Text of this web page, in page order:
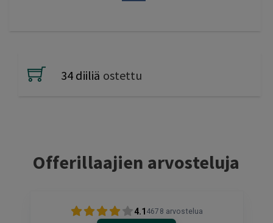
34 diiliä ostettu
Offerillaajien arvosteluja
4.1 4678 arvostelua